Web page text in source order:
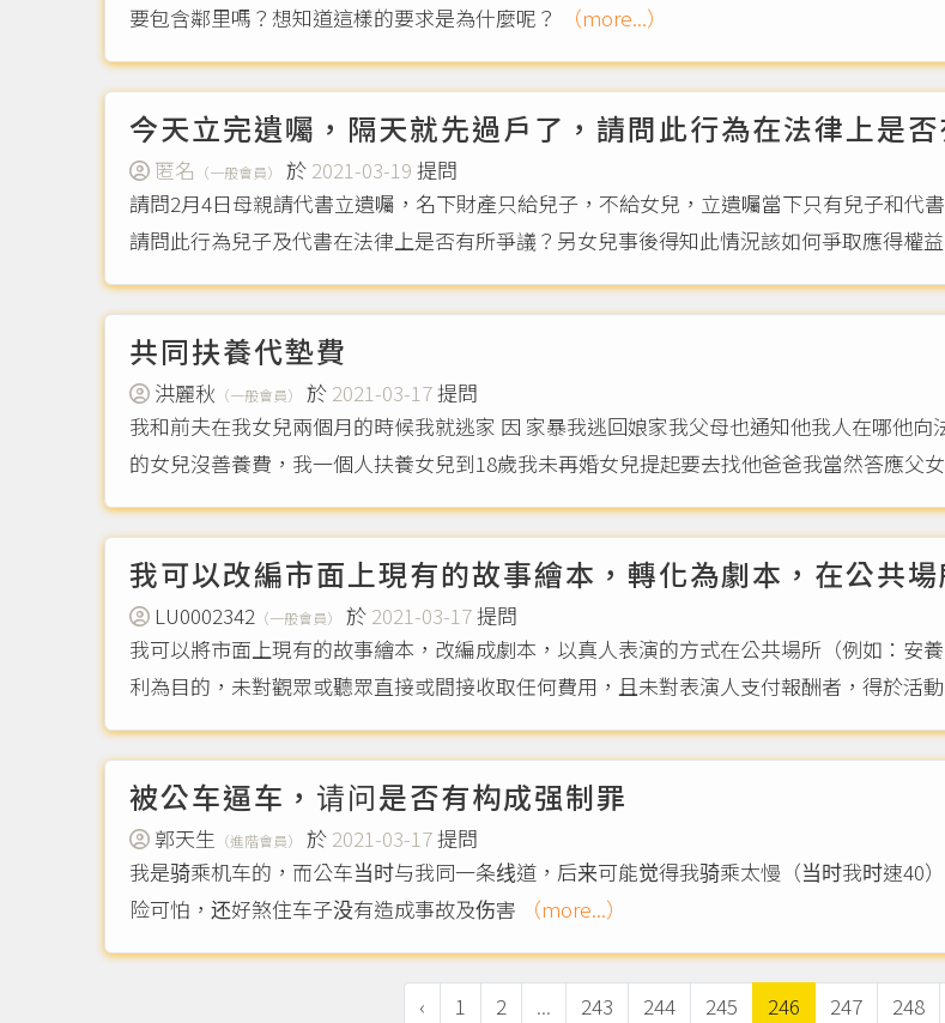
要包含鄰里嗎？想知道這樣的要求是為什麼呢？
（more...）
今天立完遺囑，隔天就先過戶了，請問此行為在法律上是否
匿名 （一般會員） 於 2021-03-19 提問
請問2月4日母親請代書立遺囑，名下財產只給兒子，不給女兒，立遺囑當下只有兒子和代
請問此行為兒子及代書在法律上是否有所爭議？另女兒事後得知此情況該如何爭取應得權益
共同扶養代墊費
洪麗秋 （一般會員） 於 2021-03-17提問
我和前夫在我女兒兩個月的時候我就逃家 因 家暴我逃回娘家我父母也通知他我人在哪他
的女兒沒善養費，我一個人扶養女兒到18歲我未再婚女兒提起要去找他爸爸我當然答應父
我可以改編市面上現有的故事繪本，轉化為劇本，在公共
LU0002342 （一般會員） 於 2021-03-17提問
我可以將市面上現有的故事繪本，改編成劇本，以真人表演的方式在公共場所（例如：安
利為目的，未對觀眾或聽眾直接或間接收取任何費用，且未對表演人支付報酬者，得於活
被公车逼车，请问是否有构成强制罪
郭天生 （進階會員） 於 2021-03-17提問
我是骑乘机车的，而公车当时与我同一条线道，后来可能觉得我骑乘太慢（当时我时速40
险可怕，还好煞住车子没有造成事故及伤害
（more...）
‹ 1 2 ... 243 244 245 246 247 248